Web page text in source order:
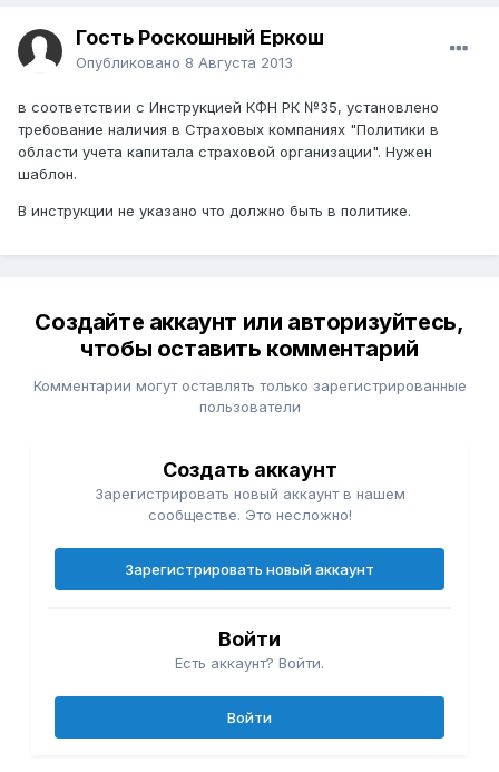
Гость Роскошный Еркош
Опубликовано 8 Августа 2013
в соответствии с Инструкцией КФН РК №35, установлено
требование наличия в Страховых компаниях "Политики в
области учета капитала страховой организации". Нужен
шаблон.
В инструкции не указано что должно быть в политике.
Создайте аккаунт или авторизуйтесь,
чтобы оставить комментарий
Комментарии могут оставлять только зарегистрированные
пользователи
Создать аккаунт
Зарегистрировать новый аккаунт в нашем
сообществе. Это несложно!
Зарегистрировать новый аккаунт
Войти
Есть аккаунт? Войти.
Войти